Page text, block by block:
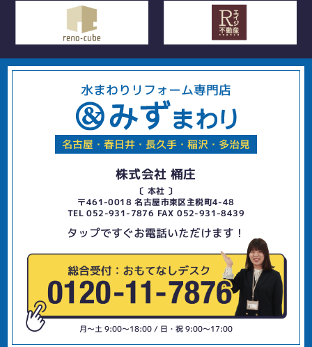
水まわりリフォーム専門店
名古屋・春日井・長久手・稲沢・多治見
株式会社 桶庄
〔 本社 〕
〒461-0018 名古屋市東区主税町4-48
TEL 052-931-7876 FAX 052-931-8439
タップですぐお電話いただけます！
月〜土 9:00〜18:00 / 日・祝 9:00〜17:00